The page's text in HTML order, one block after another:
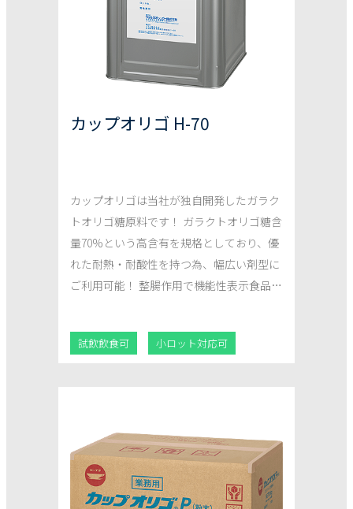
カップオリゴ H-70
カップオリゴは当社が独自開発したガラク
トオリゴ糖原料です！ ガラクトオリゴ糖含
量70%という高含有を規格としており、優
れた耐熱・耐酸性を持つ為、幅広い剤型に
ご利用可能！ 整腸作用で機能性表示食品に
対応済み原料です。
試飲飲食可 小ロット対応可